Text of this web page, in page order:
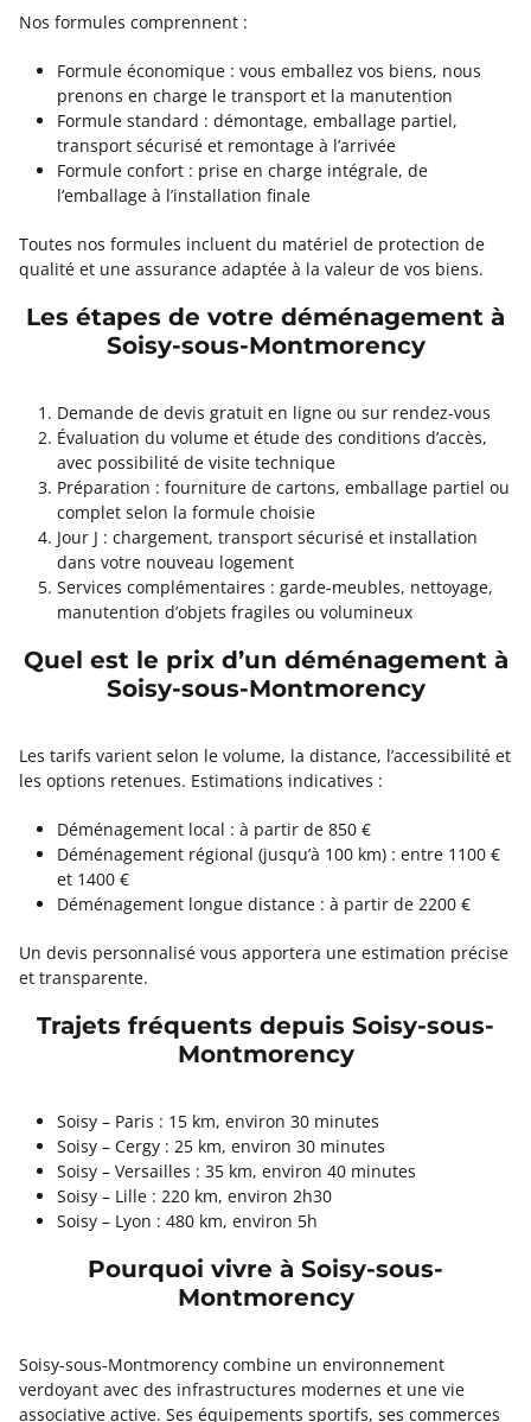
Nos formules comprennent :
Formule économique : vous emballez vos biens, nous
prenons en charge le transport et la manutention
Formule standard : démontage, emballage partiel,
transport sécurisé et remontage à l’arrivée
Formule confort : prise en charge intégrale, de
l’emballage à l’installation finale
Toutes nos formules incluent du matériel de protection de
qualité et une assurance adaptée à la valeur de vos biens.
Les étapes de votre déménagement à
Soisy-sous-Montmorency
Demande de devis gratuit en ligne ou sur rendez-vous
Évaluation du volume et étude des conditions d’accès,
avec possibilité de visite technique
Préparation : fourniture de cartons, emballage partiel ou
complet selon la formule choisie
Jour J : chargement, transport sécurisé et installation
dans votre nouveau logement
Services complémentaires : garde-meubles, nettoyage,
manutention d’objets fragiles ou volumineux
Quel est le prix d’un déménagement à
Soisy-sous-Montmorency
Les tarifs varient selon le volume, la distance, l’accessibilité et
les options retenues. Estimations indicatives :
Déménagement local : à partir de 850 €
Déménagement régional (jusqu’à 100 km) : entre 1100 €
et 1400 €
Déménagement longue distance : à partir de 2200 €
Un devis personnalisé vous apportera une estimation précise
et transparente.
Trajets fréquents depuis Soisy-sous-
Montmorency
Soisy – Paris : 15 km, environ 30 minutes
Soisy – Cergy : 25 km, environ 30 minutes
Soisy – Versailles : 35 km, environ 40 minutes
Soisy – Lille : 220 km, environ 2h30
Soisy – Lyon : 480 km, environ 5h
Pourquoi vivre à Soisy-sous-
Montmorency
Soisy-sous-Montmorency combine un environnement
verdoyant avec des infrastructures modernes et une vie
associative active. Ses équipements sportifs, ses commerces